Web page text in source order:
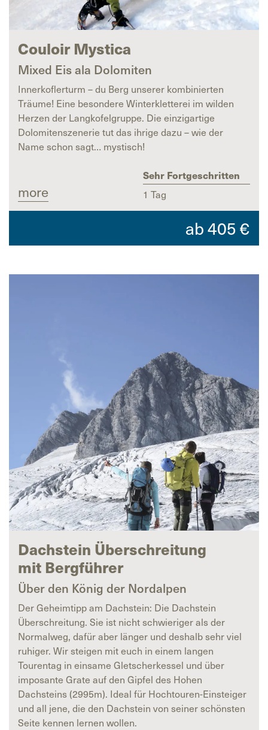
Couloir Mystica
Mixed Eis ala Dolomiten
Innerkoflerturm – du Berg unserer kombinierten
Träume! Eine besondere Winterkletterei im wilden
Herzen der Langkofelgruppe. Die einzigartige
Dolomitenszenerie tut das ihrige dazu – wie der
Name schon sagt… mystisch!
more
Sehr Fortgeschritten
1 Tag
ab405€
Dachstein Überschreitung
mit Bergführer
Über den König der Nordalpen
Der Geheimtipp am Dachstein: Die Dachstein
Überschreitung. Sie ist nicht schwieriger als der
Normalweg, dafür aber länger und deshalb sehr viel
ruhiger. Wir steigen mit euch in einem langen
Tourentag in einsame Gletscherkessel und über
imposante Grate auf den Gipfel des Hohen
Dachsteins (2995m). Ideal für Hochtouren-Einsteiger
und all jene, die den Dachstein von seiner schönsten
Seite kennen lernen wollen.